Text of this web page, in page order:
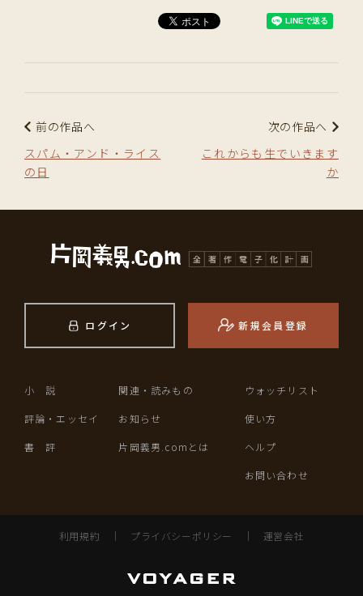
前の作品へ
スパム・アンド・ライス
の日
次の作品へ
これからも生でいきます
か
ログイン 新規会員登録
小 説
評論・エッセイ
書 評
関連・読みもの
お知らせ
片岡義男.comとは
ウォッチリスト
使い方
ヘルプ
お問い合わせ
利用規約 ｜ プライバシーポリシー ｜ 運営会社